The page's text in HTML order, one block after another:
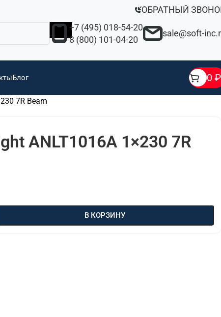
ОБРАТНЫЙ
+7 (495) 018-54-20
8 (800) 101-04-20
sale@soft-
Блог 0 ₽
7R Beam
ANLT1016A 1×230 7R
В КОРЗИНУ